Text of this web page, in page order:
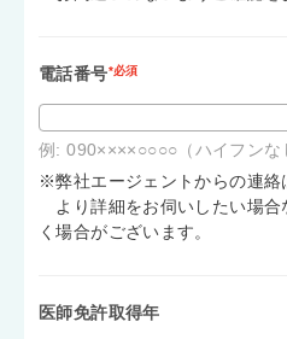
電話番号*必須
例: 090××××○○○○（ハイフンな
※弊社エージェントからの連絡
より詳細をお伺いしたい場合
く場合がございます。
医師免許取得年